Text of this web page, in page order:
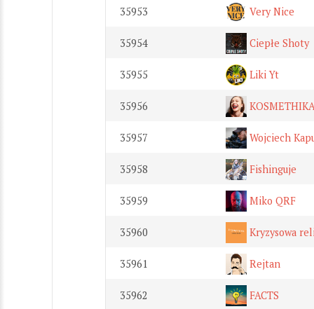
35953 Very Nice
35954 Ciepłe Shoty
35955 Liki Yt
35956
35957 Wojciech
35958 Fishinguje
35959 Miko QRF
35960 Kryzysowa
35961 Rejtan
35962 FACTS